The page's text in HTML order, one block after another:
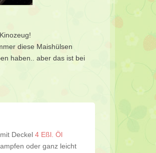
diese Maishülsen
haben.. aber das ist bei
Deckel 4 Eßl. Öl
oder ganz leicht